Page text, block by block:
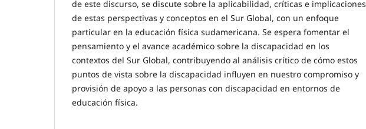
de este discurso, se discute sobre la aplicabilidad, críticas e implicaciones
de estas perspectivas y conceptos en el Sur Global, con un enfoque
particular en la educación física sudamericana. Se espera fomentar el
pensamiento y el avance académico sobre la discapacidad en los
contextos del Sur Global, contribuyendo al análisis crítico de cómo estos
puntos de vista sobre la discapacidad influyen en nuestro compromiso y
provisión de apoyo a las personas con discapacidad en entornos de
educación física.